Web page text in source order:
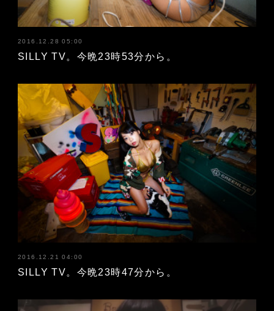
2016.12.28 05:00
SILLY TV。今晩23時53分から。
2016.12.21 04:00
SILLY TV。今晩23時47分から。